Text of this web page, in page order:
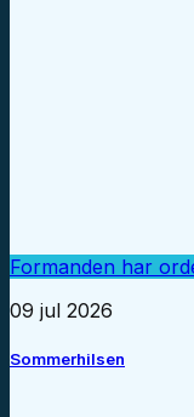
Formanden har
09 jul 2026
Sommerhilsen